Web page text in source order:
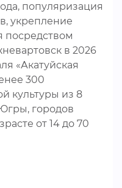
популяризация
укрепление
посредством
в 2026
«Акатуйская
300
культуры из 8
городов
от 14 до 70